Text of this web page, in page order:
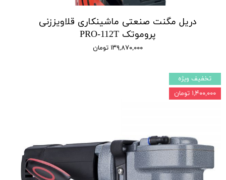
دریل مگنت صنعتی ماشینکاری قلاویززنی
پروموتک PRO-112T
۱۳۹,۸۷۰,۰۰۰ تومان
تخفیف ویژه
۱,۴۰۰,۰۰۰ تومان